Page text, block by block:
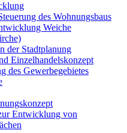
des Wohnungsbaus
Weiche
der Stadtplanung
Einzelhandelskonzept
des Gewerbegebietes
Entwicklung von